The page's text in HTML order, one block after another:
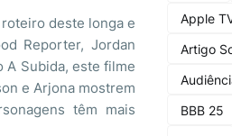
deste longa e
Reporter, Jordan
Subida, este filme
e Arjona mostrem
têm mais
Apple
Artigo
BBB 25